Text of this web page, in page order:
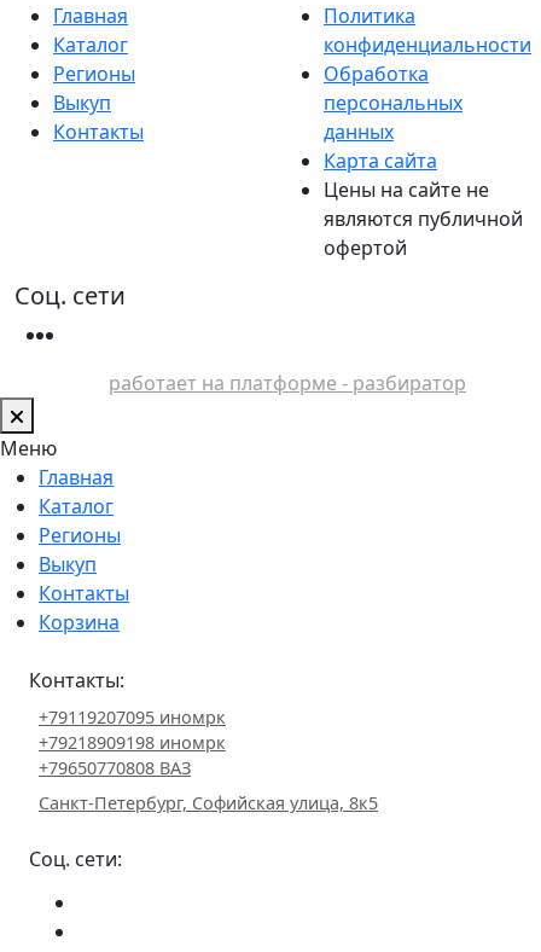
Главная
Каталог
Регионы
Выкуп
Контакты
Политика
конфиденциальности
Обработка
персональных
данных
Карта сайта
Цены на сайте не
являются публичной
офертой
Соц. сети
работает на платформе - разбиратор
Меню
Главная
Каталог
Регионы
Выкуп
Контакты
Корзина
Контакты:
+79119207095 иномрк
+79218909198 иномрк
+79650770808 ВАЗ
Санкт-Петербург, Софийская улица, 8к5
Соц. сети: